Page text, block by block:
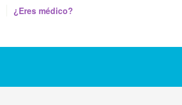
¿Eres médico?